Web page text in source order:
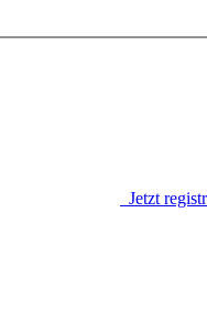
Jetzt